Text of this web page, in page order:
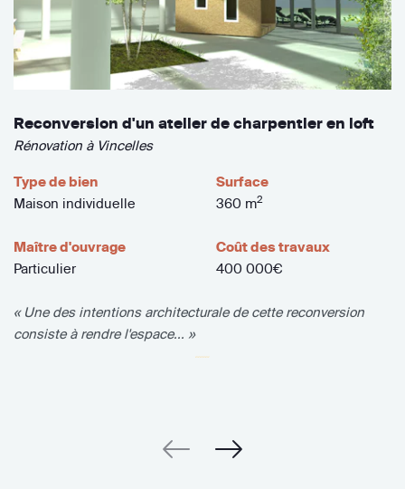
Reconversion d'un atelier de charpentier en loft
Rénovation à Vincelles
Type de bien
Maison individuelle
Surface
360 m2
Maître d'ouvrage
Particulier
Coût des travaux
400 000€
« Une des intentions architecturale de cette reconversion
consiste à rendre l'espace... »